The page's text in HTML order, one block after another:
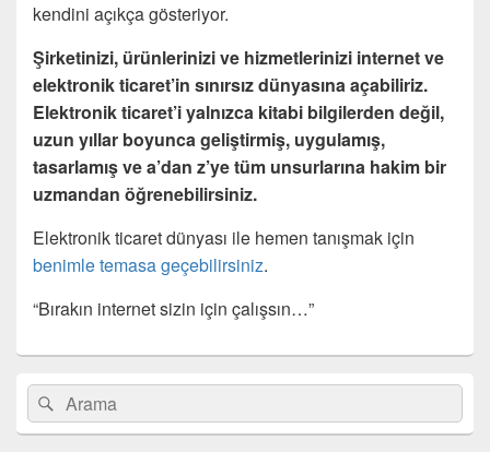
kendini açıkça gösteriyor.
Şirketinizi, ürünlerinizi ve hizmetlerinizi internet ve
elektronik ticaret’in sınırsız dünyasına açabiliriz.
Elektronik ticaret’i yalnızca kitabi bilgilerden değil,
uzun yıllar boyunca geliştirmiş, uygulamış,
tasarlamış ve a’dan z’ye tüm unsurlarına hakim bir
uzmandan öğrenebilirsiniz.
Elektronik ticaret dünyası ile hemen tanışmak için
benimle temasa geçebilirsiniz.
“Bırakın internet sizin için çalışsın…”
Birincil
bar
eklenti
Search
for:
Ara